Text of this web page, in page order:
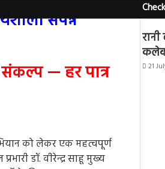
संपन्न
संकल्प — हर पात्र
को लेकर एक महत्वपूर्ण
डॉ. वीरेन्द्र साहू मुख्य
21